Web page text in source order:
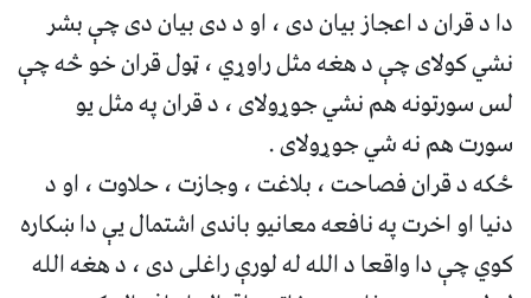
دا د قران د اعجاز بیان دی ، او د دی بیان دی چې بشر
نشي کولای چې د هغه مثل راوړي ، ټول قران خو څه چې
لس سورتونه هم نشي جوړولای ، د قران په مثل یو
سورت هم نه شي جوړولای .
ځکه د قران فصاحت ، بلاغت ، وجازت ، حلاوت ، او د
دنیا او اخرت په نافعه معانیو باندی اشتمال یې دا ښکاره
کوي چې دا واقعا د الله له لورې راغلی دی ، د هغه الله